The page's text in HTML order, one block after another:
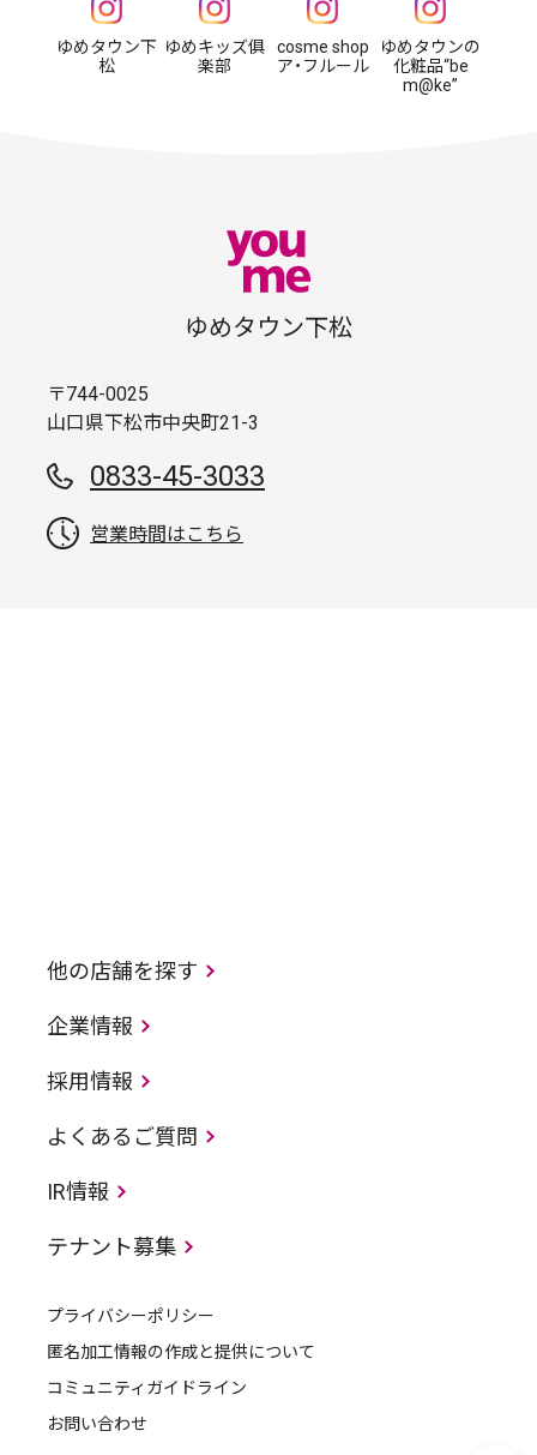
ゆめタウン下
松
ゆめキッズ俱
楽部
cosme shop
ア・フルール
ゆめタウンの
化粧品“be
m@ke”
ゆめタウン下松
〒744-0025
山口県下松市中央町21-3
0833-45-3033
営業時間はこちら
他の店舗を探す
企業情報
採用情報
よくあるご質問
IR情報
テナント募集
プライバシーポリシー
匿名加工情報の作成と提供について
コミュニティガイドライン
お問い合わせ